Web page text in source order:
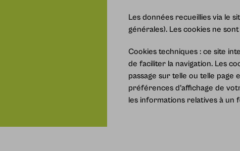
Les données recueillies via le
générales). Les cookies ne
Cookies techniques : ce site
de faciliter la navigation. Les
passage sur telle ou telle
préférences d’affichage de
les informations relatives à un